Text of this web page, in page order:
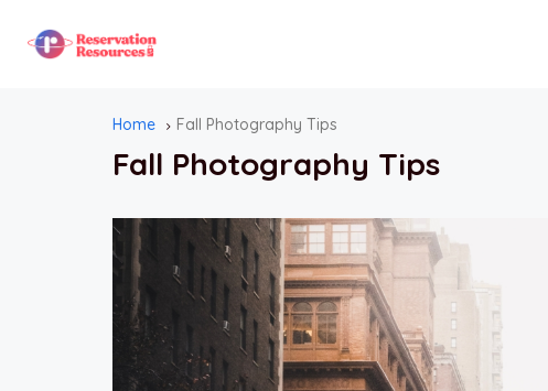
Home Fall Photography Tips
Fall Photography Tips